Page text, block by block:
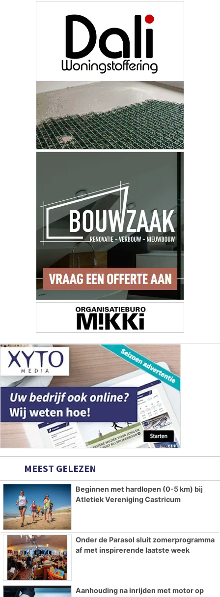
MEEST GELEZEN
Beginnen met hardlopen (0-5 km) bij
Atletiek Vereniging Castricum
Onder de Parasol sluit zomerprogramma
af met inspirerende laatste week
Aanhouding na inrijden met motor op